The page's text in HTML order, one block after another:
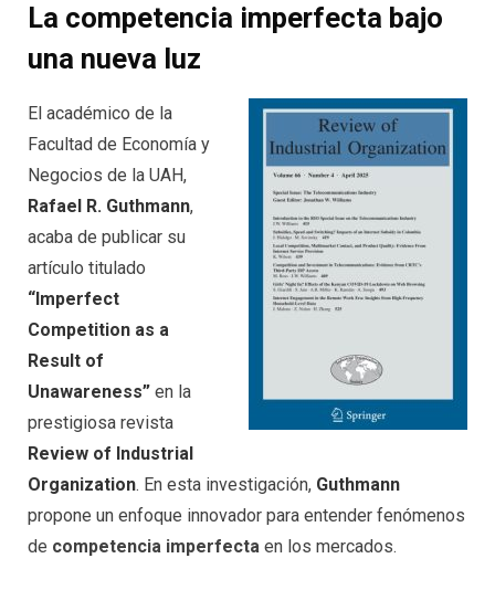
La competencia imperfecta bajo
una nueva luz
El académico de la
Facultad de Economía y
Negocios de la UAH,
Rafael R. Guthmann,
acaba de publicar su
artículo titulado
“Imperfect
Competition as a
Result of
Unawareness” en la
prestigiosa revista
Review of Industrial
Organization. En esta investigación, Guthmann
propone un enfoque innovador para entender fenómenos
de competencia imperfecta en los mercados.